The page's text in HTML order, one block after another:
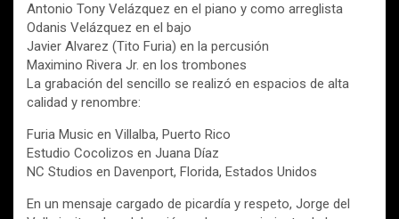
Antonio Tony Velázquez en el piano y como arreglista
Odanis Velázquez en el bajo
Javier Alvarez (Tito Furia) en la percusión
Maximino Rivera Jr. en los trombones
La grabación del sencillo se realizó en espacios de alta
calidad y renombre:
Furia Music en Villalba, Puerto Rico
Estudio Cocolizos en Juana Díaz
NC Studios en Davenport, Florida, Estados Unidos
En un mensaje cargado de picardía y respeto, Jorge del